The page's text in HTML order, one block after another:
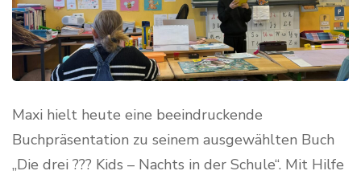
Maxi hielt heute eine beeindruckende
Buchpräsentation zu seinem ausgewählten Buch
„Die drei ??? Kids – Nachts in der Schule“. Mit Hilfe